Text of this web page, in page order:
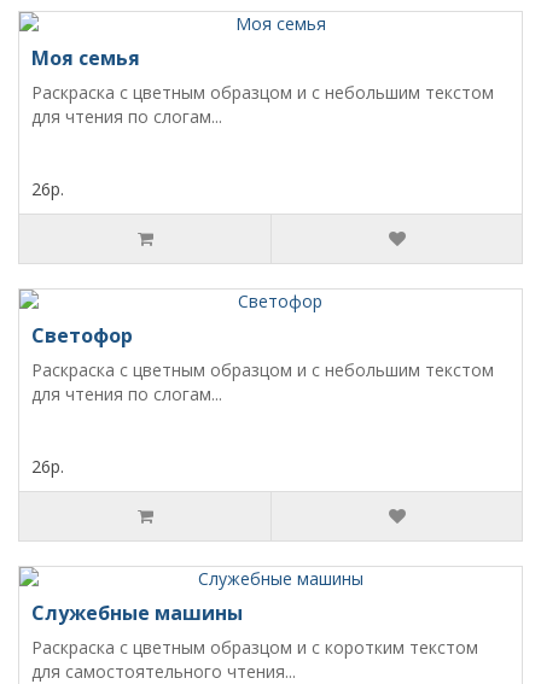
Моя семья
Раскраска с цветным образцом и с небольшим текстом
для чтения по слогам...
26р.
Светофор
Раскраска с цветным образцом и с небольшим текстом
для чтения по слогам...
26р.
Служебные машины
Раскраска с цветным образцом и с коротким текстом
для самостоятельного чтения...